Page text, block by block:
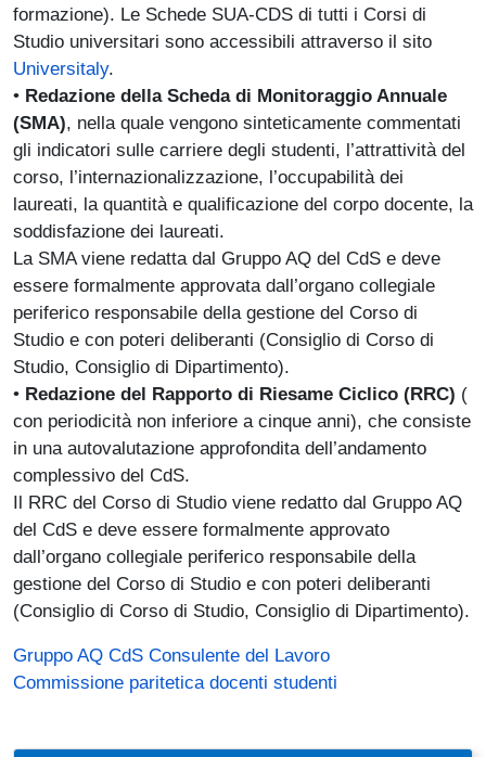
formazione). Le Schede SUA-CDS di tutti i Corsi di
Studio universitari sono accessibili attraverso il sito
Universitaly.
• Redazione della Scheda di Monitoraggio Annuale
(SMA), nella quale vengono sinteticamente commentati
gli indicatori sulle carriere degli studenti, l’attrattività del
corso, l’internazionalizzazione, l’occupabilità dei
laureati, la quantità e qualificazione del corpo docente, la
soddisfazione dei laureati.
La SMA viene redatta dal Gruppo AQ del CdS e deve
essere formalmente approvata dall’organo collegiale
periferico responsabile della gestione del Corso di
Studio e con poteri deliberanti (Consiglio di Corso di
Studio, Consiglio di Dipartimento).
• Redazione del Rapporto di Riesame Ciclico (RRC) (
con periodicità non inferiore a cinque anni), che consiste
in una autovalutazione approfondita dell’andamento
complessivo del CdS.
Il RRC del Corso di Studio viene redatto dal Gruppo AQ
del CdS e deve essere formalmente approvato
dall’organo collegiale periferico responsabile della
gestione del Corso di Studio e con poteri deliberanti
(Consiglio di Corso di Studio, Consiglio di Dipartimento).
Gruppo AQ CdS Consulente del Lavoro
Commissione paritetica docenti studenti